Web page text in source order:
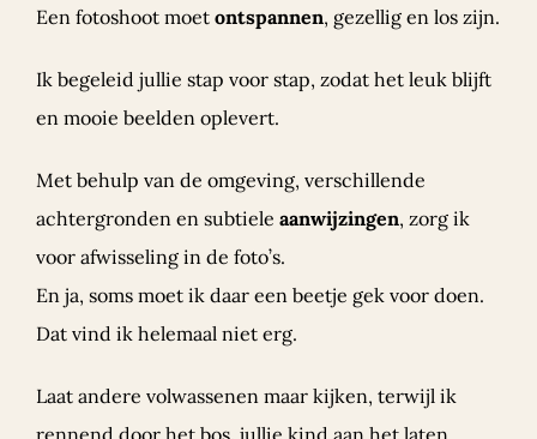
Een fotoshoot moet ontspannen, gezellig en los zijn.
Ik begeleid jullie stap voor stap, zodat het leuk blijft
en mooie beelden oplevert.
Met behulp van de omgeving, verschillende
achtergronden en subtiele aanwijzingen, zorg ik
voor afwisseling in de foto’s.
En ja, soms moet ik daar een beetje gek voor doen.
Dat vind ik helemaal niet erg.
Laat andere volwassenen maar kijken, terwijl ik
rennend door het bos, jullie kind aan het laten